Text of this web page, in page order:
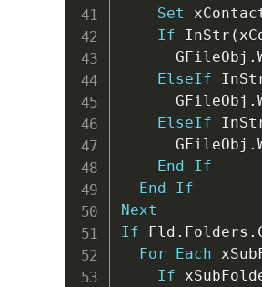
Set
If InStr (
      GFileObj
.
ElseIf
      GFileObj
.
ElseIf
      GFileObj
.
End
If
End
If
Next
If Fld . Folders .
For
Each
If